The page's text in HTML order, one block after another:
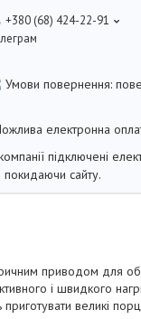
+380 (68) 424-22-91
підключені
покидаючи сайту.
приводом для
і швидкого
великі